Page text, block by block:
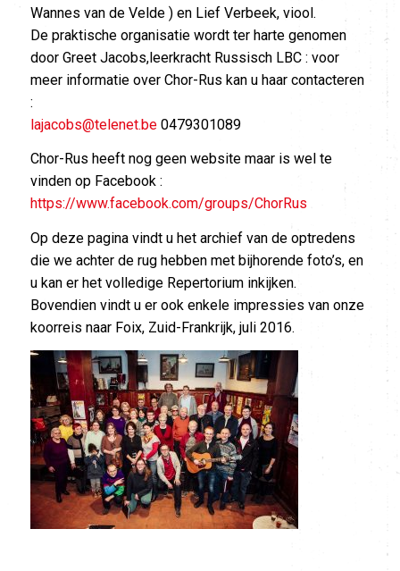
Wannes van de Velde ) en Lief Verbeek, viool.
De praktische organisatie wordt ter harte genomen
door Greet Jacobs,leerkracht Russisch LBC : voor
meer informatie over Chor-Rus kan u haar contacteren
:
lajacobs@telenet.be0479301089
Chor-Rus heeft nog geen website maar is wel te
vinden op Facebook :
https://www.facebook.com/groups/ChorRus
Op deze pagina vindt u het archief van de optredens
die we achter de rug hebben met bijhorende foto’s, en
u kan er het volledige Repertorium inkijken.
Bovendien vindt u er ook enkele impressies van onze
koorreis naar Foix, Zuid-Frankrijk, juli 2016.